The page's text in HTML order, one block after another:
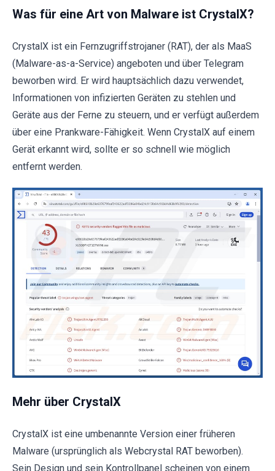
Was für eine Art von Malware ist CrystalX?
CrystalX ist ein Fernzugriffstrojaner (RAT), der als MaaS
(Malware-as-a-Service) angeboten und über Telegram
beworben wird. Er wird hauptsächlich dazu verwendet,
Informationen von infizierten Geräten zu stehlen und
Geräte aus der Ferne zu steuern, und er verfügt außerdem
über eine Prankware-Fähigkeit. Wenn CrystalX auf einem
Gerät erkannt wird, sollte er so schnell wie möglich
entfernt werden.
Mehr über CrystalX
CrystalX ist eine umbenannte Version einer früheren
Malware (ursprünglich als Webcrystal RAT beworben).
Sein Design und sein Kontrollpanel scheinen von einem